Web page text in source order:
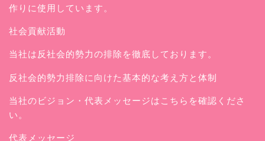
作りに使用しています。
社会貢献活動
当社は反社会的勢力の排除を徹底しております。
反社会的勢力排除に向けた基本的な考え方と体制
当社のビジョン・代表メッセージはこちらを確認くださ
い。
代表メッセージ